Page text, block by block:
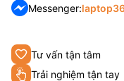
Tư vấn tận tâm
Trải nghiệm tận tay
Messenger: